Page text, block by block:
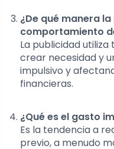
¿De qué manera
comportamiento
La publicidad
crear necesidad y
impulsivo y
financieras.
¿Qué es el gasto
Es la tendencia a
previo, a menudo